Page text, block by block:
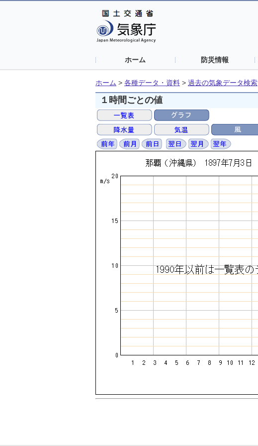
ホーム 防災情報
ホーム > 各種データ・資料 > 過去の気象データ検索
１時間ごとの値